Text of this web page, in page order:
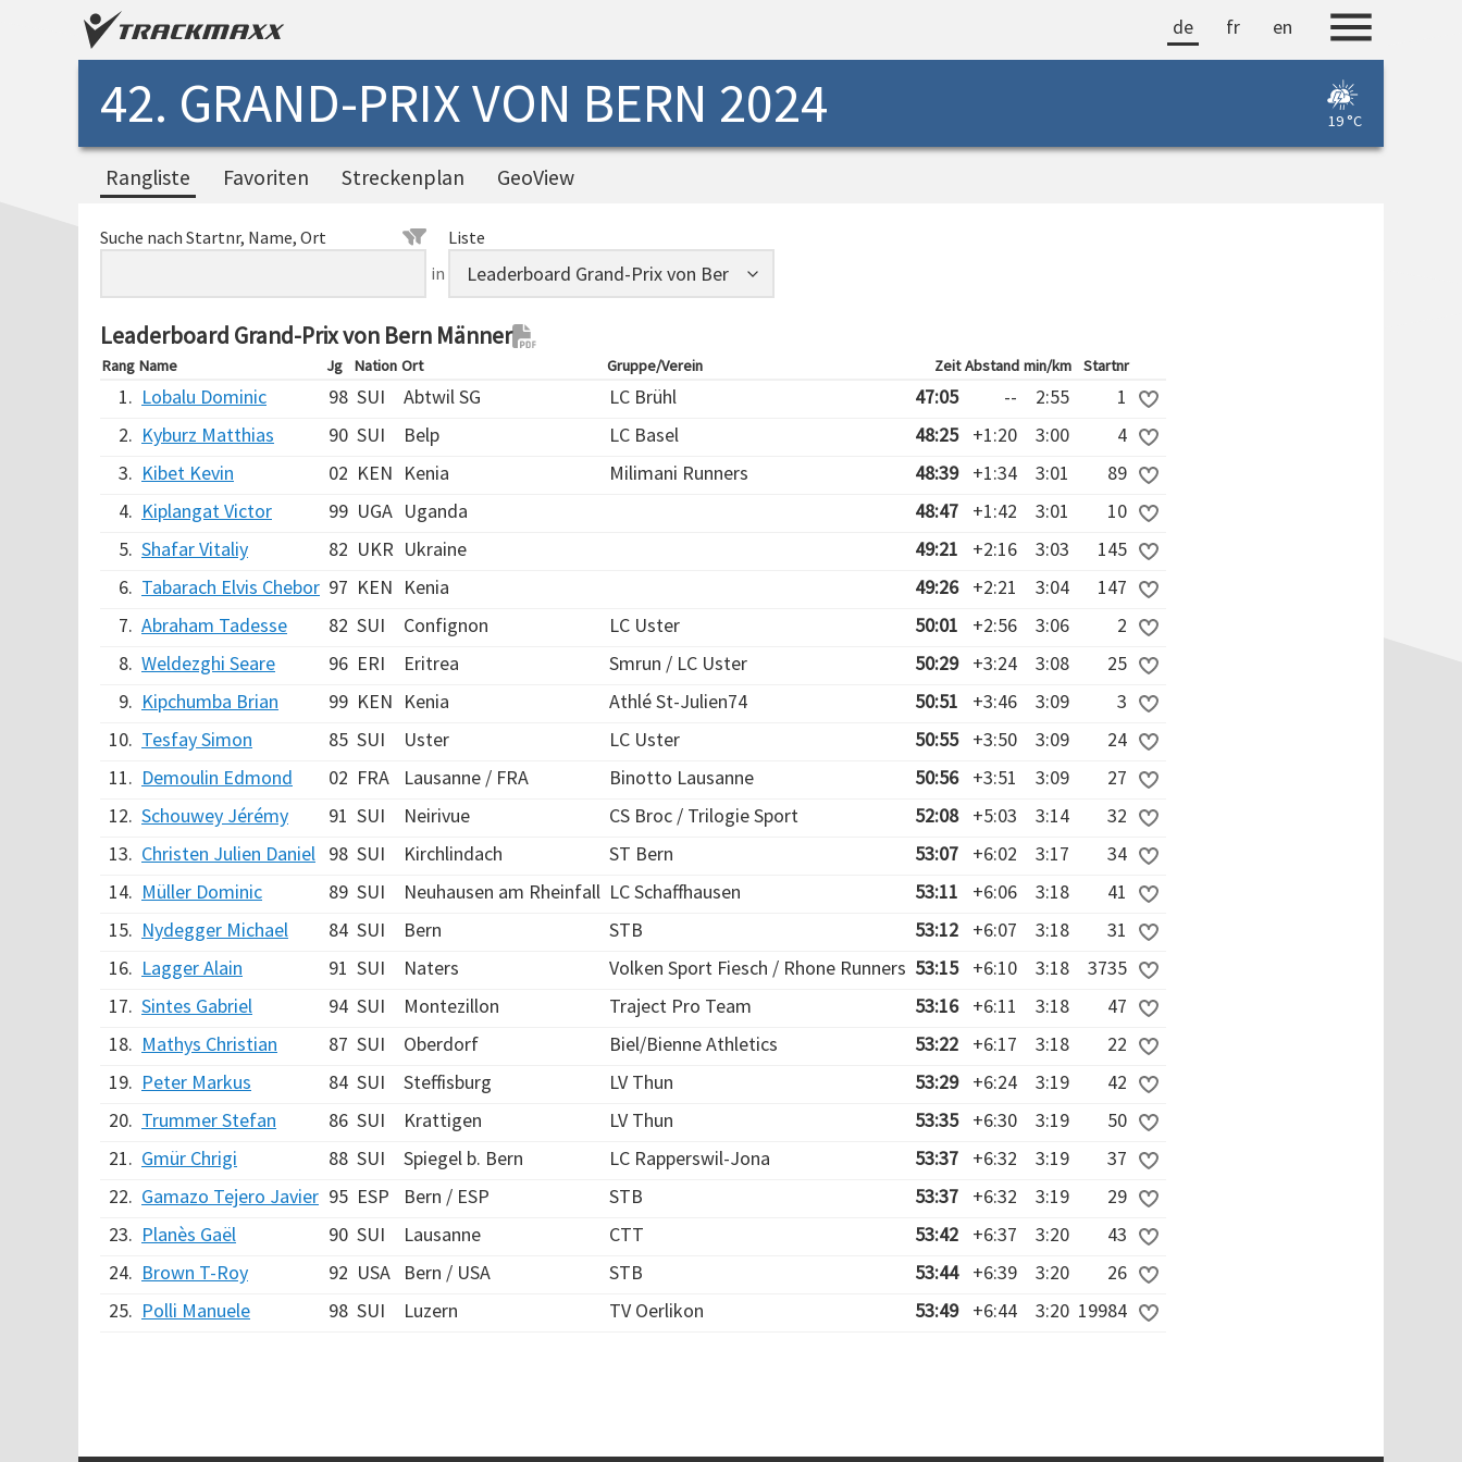
de fr en
42. GRAND-PRIX VON BERN 2024 19 °C
Rangliste Favoriten Streckenplan GeoView
Suche nach Startnr, Name, Ort
in
Liste
Leaderboard Grand-Prix von Bern Männer
Rang Name Jg Nation Ort Gruppe/Verein Zeit Abstand min/km Startnr
1. Lobalu Dominic 98 SUI Abtwil SG LC Brühl 47:05 -- 2:55
1
2. Kyburz Matthias 90 SUI Belp LC Basel 48:25 +1:20 3:00
4
3. Kibet Kevin 02 KEN Kenia Milimani Runners 48:39 +1:34 3:01
89
4. Kiplangat Victor 99 UGA Uganda 48:47 +1:42 3:01
10
5. Shafar Vitaliy 82 UKR Ukraine 49:21 +2:16 3:03
145
6. Tabarach Elvis Chebor 97 KEN Kenia 49:26 +2:21 3:04
147
7. Abraham Tadesse 82 SUI Confignon LC Uster 50:01 +2:56 3:06
2
8. Weldezghi Seare 96 ERI Eritrea Smrun / LC Uster 50:29 +3:24 3:08
25
9. Kipchumba Brian 99 KEN Kenia Athlé St-Julien74 50:51 +3:46 3:09
3
10. Tesfay Simon 85 SUI Uster LC Uster 50:55 +3:50 3:09
24
11. Demoulin Edmond 02 FRA Lausanne / FRA Binotto Lausanne 50:56 +3:51 3:09
27
12. Schouwey Jérémy 91 SUI Neirivue CS Broc / Trilogie Sport 52:08 +5:03 3:14
32
13. Christen Julien Daniel 98 SUI Kirchlindach ST Bern 53:07 +6:02 3:17
34
14. Müller Dominic 89 SUI Neuhausen am Rheinfall LC Schaffhausen 53:11 +6:06 3:18
41
15. Nydegger Michael 84 SUI Bern STB 53:12 +6:07 3:18
31
16. Lagger Alain 91 SUI Naters Volken Sport Fiesch / Rhone Runners 53:15 +6:10 3:18
3735
17. Sintes Gabriel 94 SUI Montezillon Traject Pro Team 53:16 +6:11 3:18
47
18. Mathys Christian 87 SUI Oberdorf Biel/Bienne Athletics 53:22 +6:17 3:18
22
19. Peter Markus 84 SUI Steffisburg LV Thun 53:29 +6:24 3:19
42
20. Trummer Stefan 86 SUI Krattigen LV Thun 53:35 +6:30 3:19
50
21. Gmür Chrigi 88 SUI Spiegel b. Bern LC Rapperswil-Jona 53:37 +6:32 3:19
37
22. Gamazo Tejero Javier 95 ESP Bern / ESP STB 53:37 +6:32 3:19
29
23. Planès Gaël 90 SUI Lausanne CTT 53:42 +6:37 3:20
43
24. Brown T-Roy 92 USA Bern / USA STB 53:44 +6:39 3:20
26
25. Polli Manuele 98 SUI Luzern TV Oerlikon 53:49 +6:44 3:20 19984